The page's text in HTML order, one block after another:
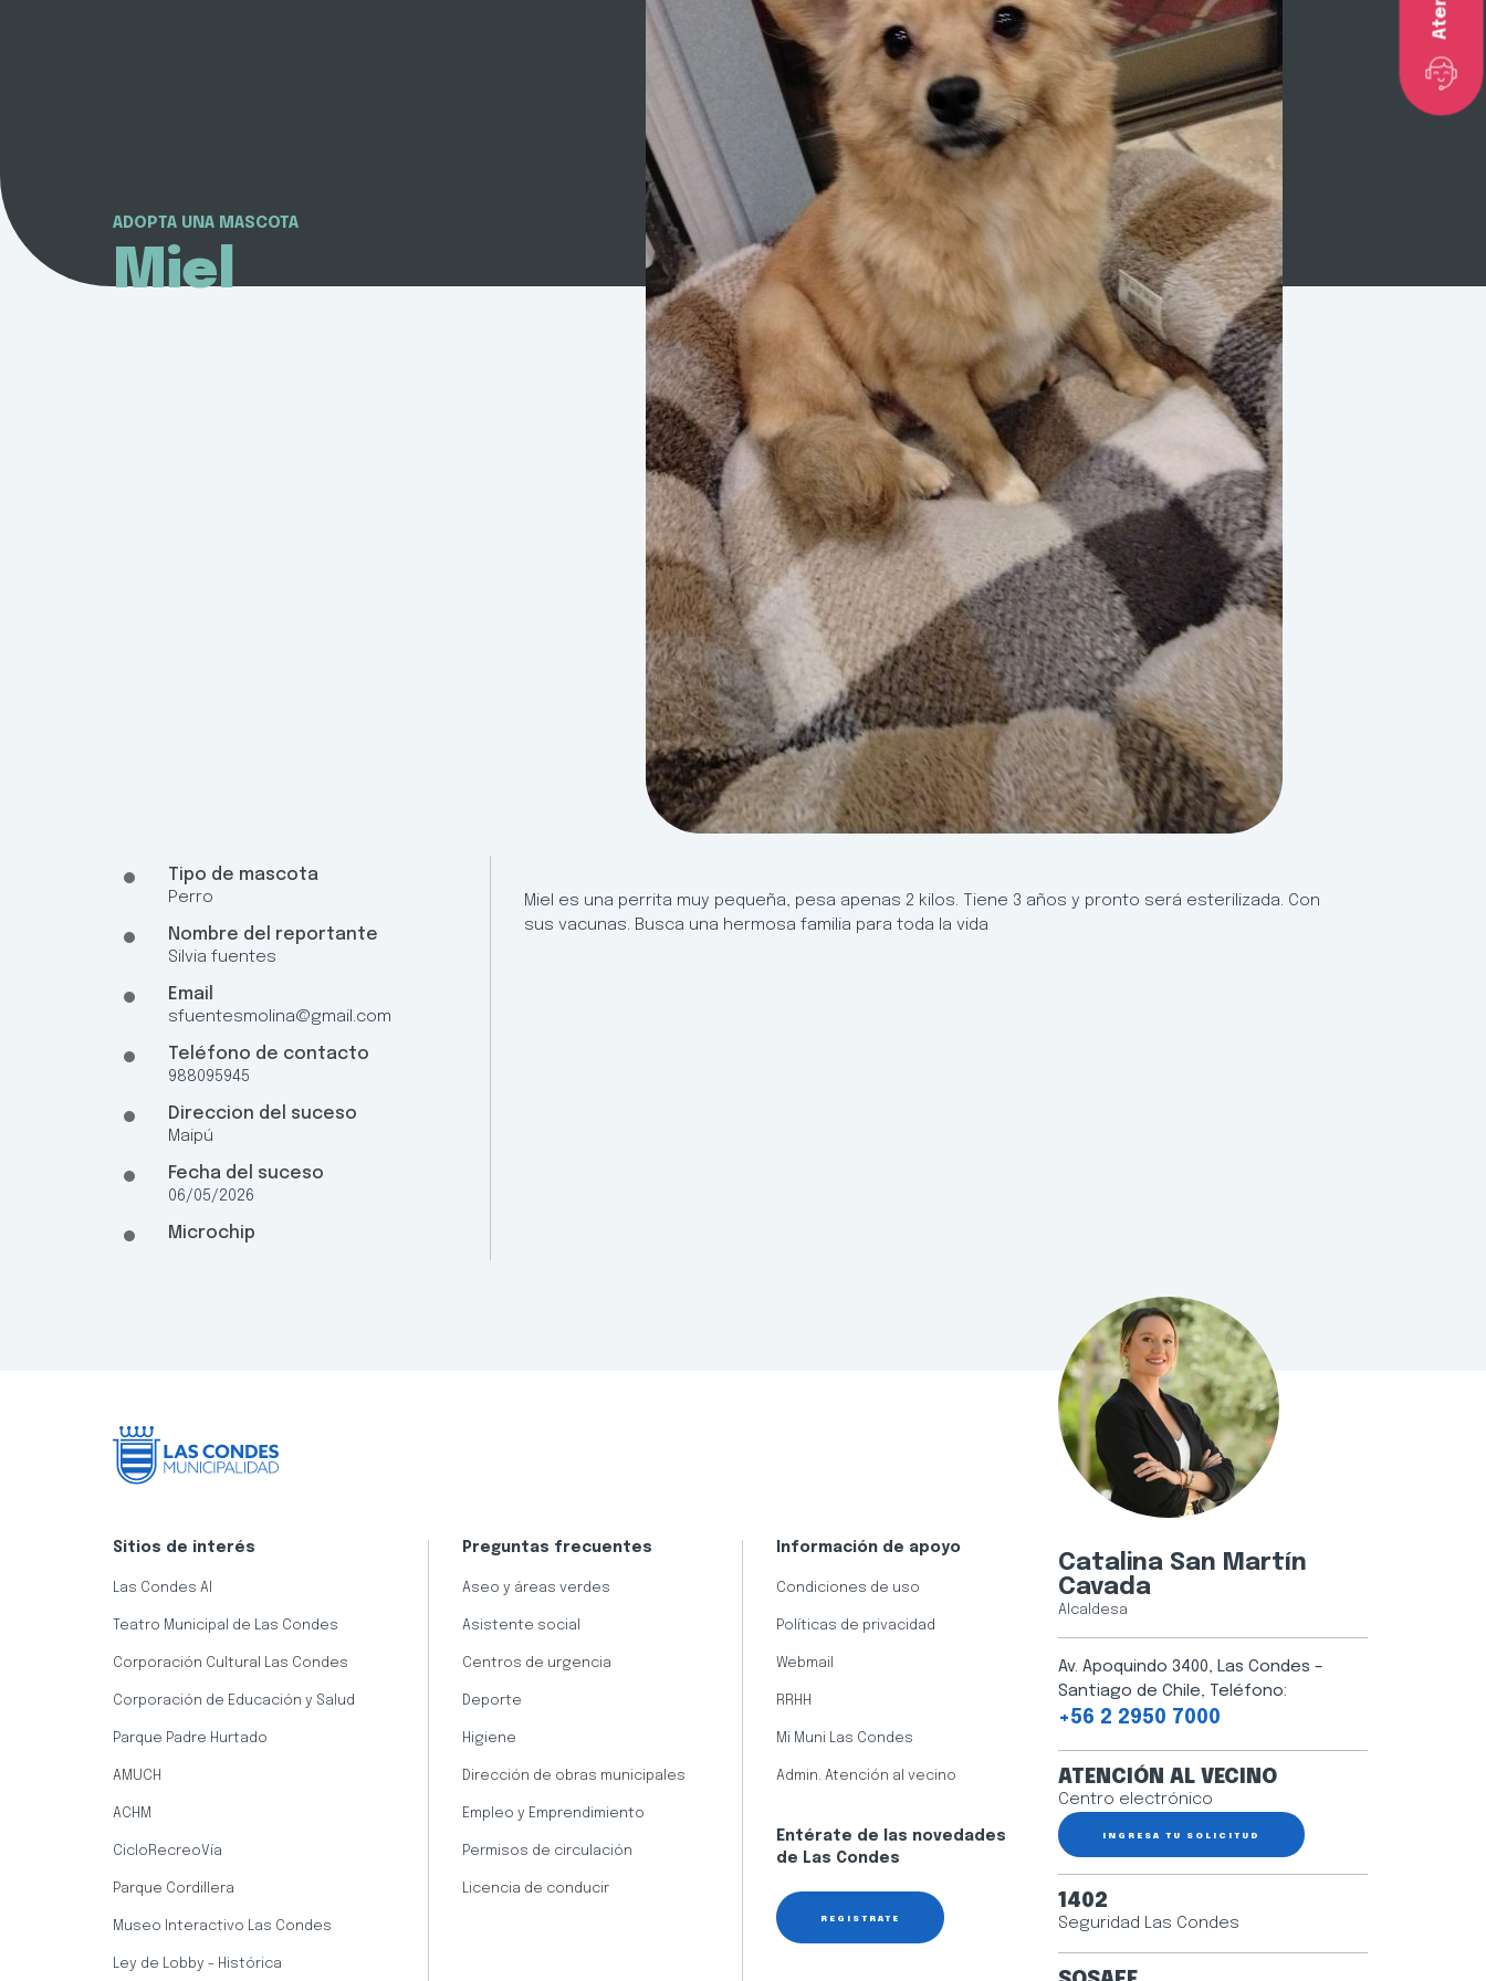
ADOPTA UNA MASCOTA
Miel
Tipo de mascota
Perro
Nombre del reportante
Silvia fuentes
Email
sfuentesmolina@gmail.com
Teléfono de contacto
988095945
Direccion del suceso
Maipú
Fecha del suceso
06/05/2026
Microchip
Miel es una perrita muy pequeña, pesa apenas 2 kilos. Tiene 3 años y pronto será esterilizada. Con
sus vacunas. Busca una hermosa familia para toda la vida
Sitios de interés
Las Condes AI
Teatro Municipal de Las Condes
Corporación Cultural Las Condes
Corporación de Educación y Salud
Parque Padre Hurtado
AMUCH
ACHM
CicloRecreoVía
Parque Cordillera
Museo Interactivo Las Condes
Ley de Lobby - Histórica
Preguntas frecuentes
Aseo y áreas verdes
Asistente social
Centros de urgencia
Deporte
Higiene
Dirección de obras municipales
Empleo y Emprendimiento
Permisos de circulación
Licencia de conducir
Información de apoyo
Condiciones de uso
Políticas de privacidad
Webmail
RRHH
Mi Muni Las Condes
Admin. Atención al vecino
Entérate de las novedades
de Las Condes
REGÍSTRATE
Catalina San Martín
Cavada
Alcaldesa
Av. Apoquindo 3400, Las Condes –
Santiago de Chile, Teléfono:
+56 2 2950 7000
ATENCIÓN AL VECINO
Centro electrónico
INGRESA TU SOLICITUD
1402
Seguridad Las Condes